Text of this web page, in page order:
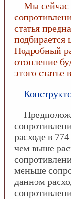
Мы сейчас
статья
подбирается
Подробный
отопление
этого статье
расходе в
чем выше
меньше
данном